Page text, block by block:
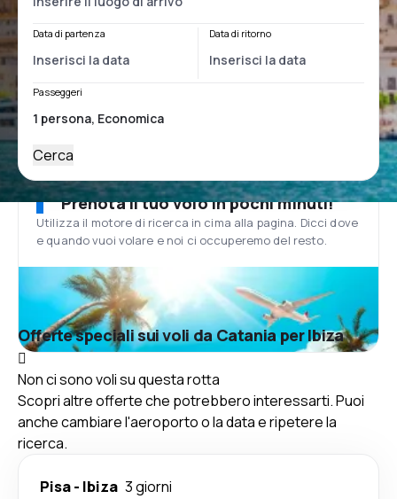
Data di partenza Data di ritorno
Passeggeri
Cerca
Prenota il tuo volo in pochi minuti!
Utilizza il motore di ricerca in cima alla pagina. Dicci dove
e quando vuoi volare e noi ci occuperemo del resto.
Offerte speciali sui voli da Catania per Ibiza
Non ci sono voli su questa rotta
Scopri altre offerte che potrebbero interessarti. Puoi
anche cambiare l'aeroporto o la data e ripetere la
ricerca.
Pisa- Ibiza 3 giorni